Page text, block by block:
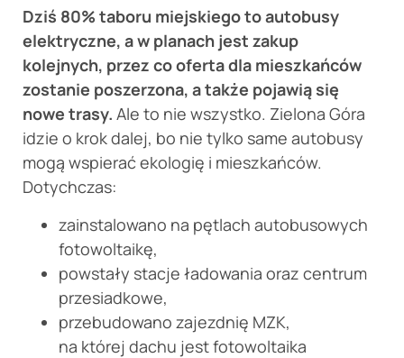
Dziś 80% taboru miejskiego to autobusy
elektryczne, a w planach jest zakup
kolejnych, przez co oferta dla mieszkańców
zostanie poszerzona, a także pojawią się
nowe trasy. Ale to nie wszystko. Zielona Góra
idzie o krok dalej, bo nie tylko same autobusy
mogą wspierać ekologię i mieszkańców.
Dotychczas:
zainstalowano na pętlach autobusowych
fotowoltaikę,
powstały stacje ładowania oraz centrum
przesiadkowe,
przebudowano zajezdnię MZK,
na której dachu jest fotowoltaika